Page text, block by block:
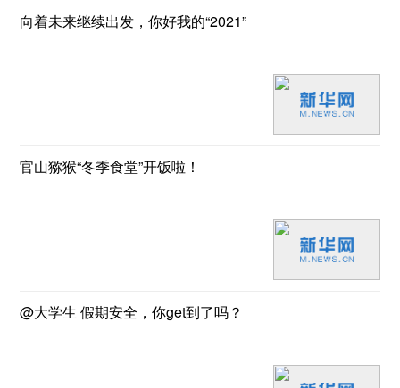
向着未来继续出发，你好我的“2021”
官山猕猴“冬季食堂”开饭啦！
@大学生 假期安全，你get到了吗？